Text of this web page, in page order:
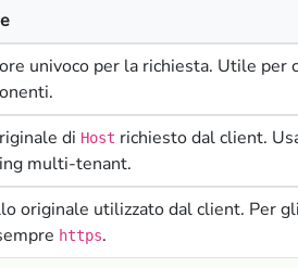
univoco per la richiesta. Utile per
di Host richiesto dal client.
multi-tenant.
originale utilizzato dal client. Per
https.